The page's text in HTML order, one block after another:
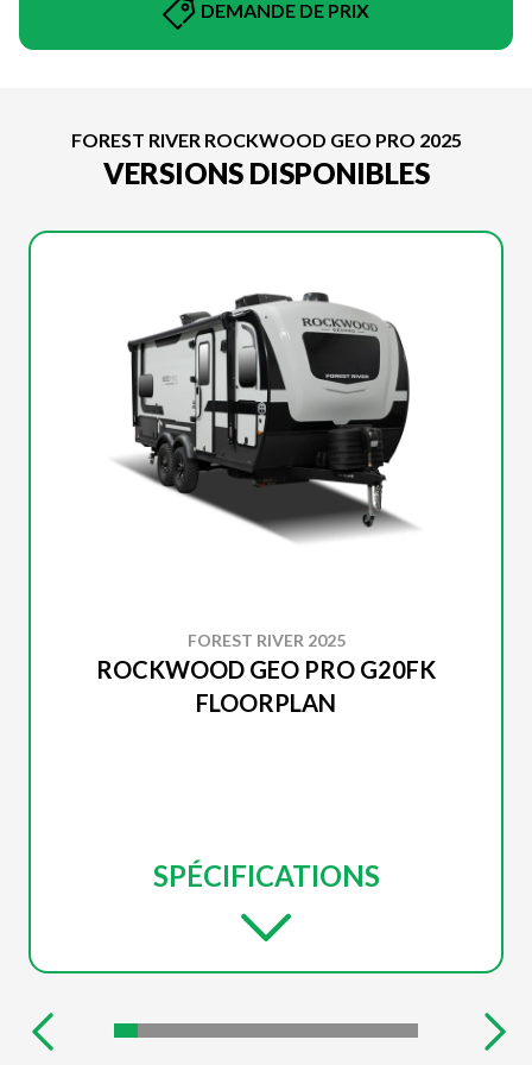
DEMANDE DE PRIX
FOREST RIVER ROCKWOOD GEO PRO 2025
VERSIONS DISPONIBLES
FOREST RIVER 2025
ROCKWOOD GEO PRO G20FK
FLOORPLAN
SPÉCIFICATIONS